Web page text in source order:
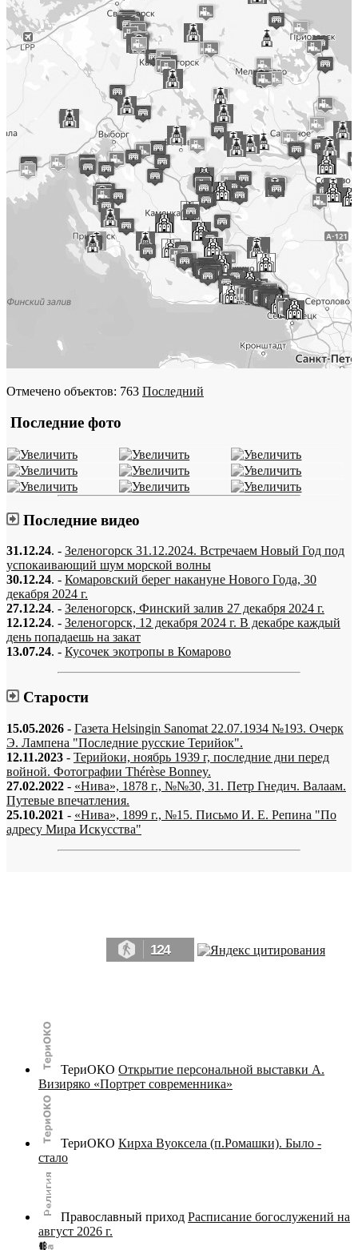
Отмечено объектов: 763 Последний
Последние фото
Последние видео
31.12.24. - Зеленогорск 31.12.2024. Встречаем Новый Год под
успокаивающий шум морской волны
30.12.24. - Комаровский берег накануне Нового Года, 30
декабря 2024 г.
27.12.24. - Зеленогорск, Финский залив 27 декабря 2024 г.
12.12.24. - Зеленогорск, 12 декабря 2024 г. В декабре каждый
день попадаешь на закат
13.07.24. - Кусочек экотропы в Комарово
Старости
15.05.2026 - Газета Helsingin Sanomat 22.07.1934 №193. Очерк
Э. Лампена "Последние русские Терийок".
12.11.2023 - Терийоки, ноябрь 1939 г, последние дни перед
войной. Фотографии Thérèse Bonney.
27.02.2022 - «Нива», 1878 г., №№30, 31. Петр Гнедич. Валаам.
Путевые впечатления.
25.10.2021 - «Нива», 1899 г., №15. Письмо И. Е. Репина "По
адресу Мира Искусства"
124
ТериОКО Открытие персональной выставки А.
Визиряко «Портрет современника»
ТериОКО Кирха Вуоксела (п.Ромашки). Было -
стало
Православный приход Расписание богослужений на
август 2026 г.